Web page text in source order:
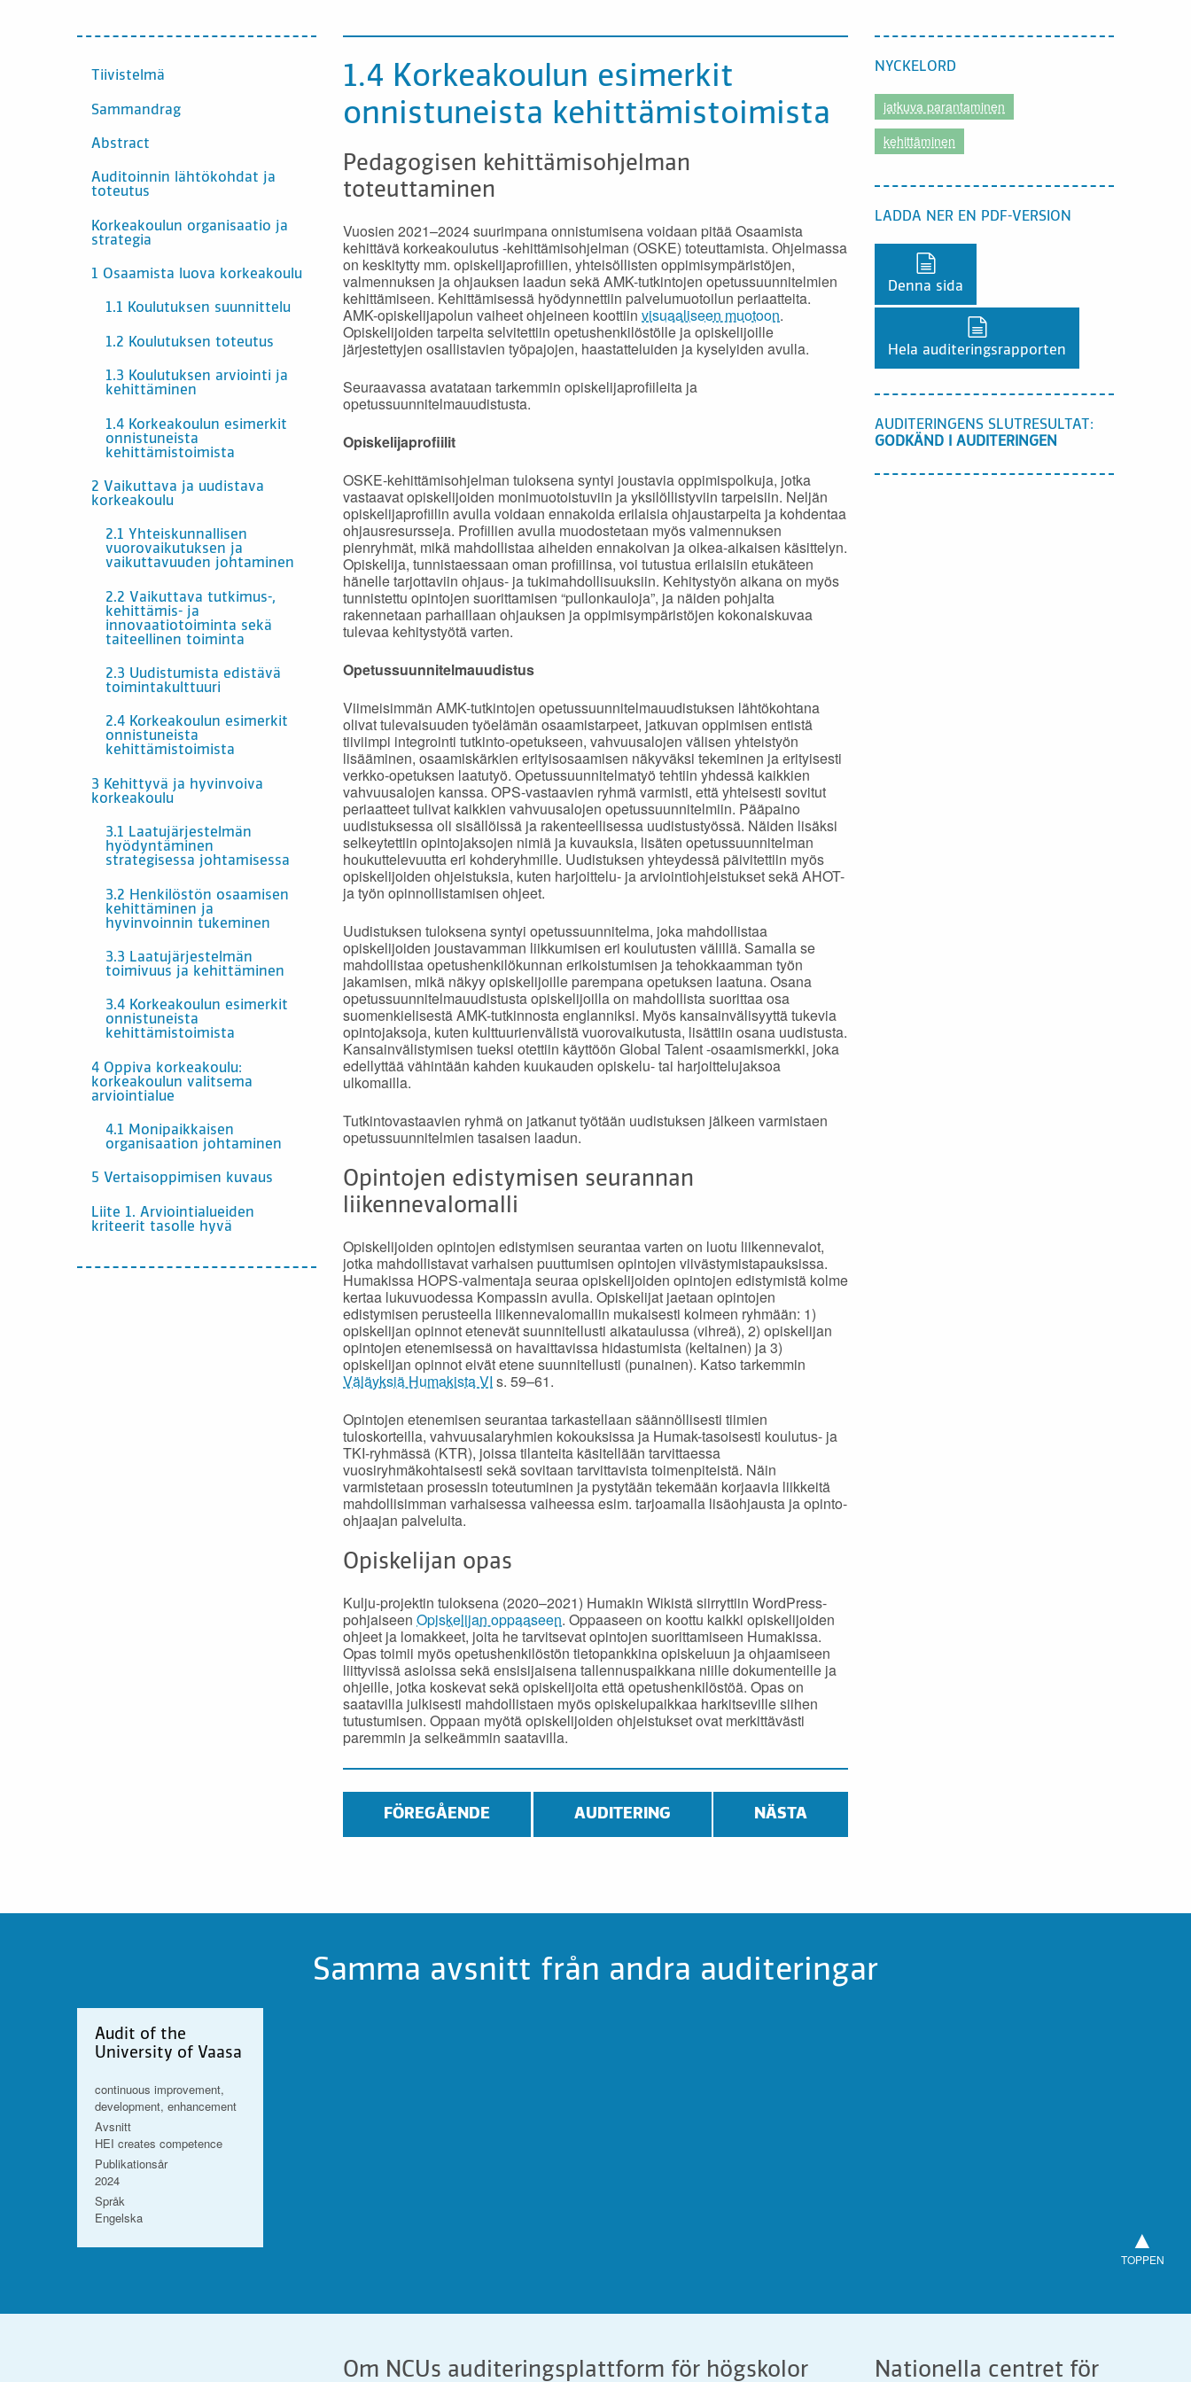
INNEHÅLL
Tiivistelmä
Sammandrag
Abstract
Auditoinnin lähtökohdat ja
toteutus
Korkeakoulun organisaatio ja
strategia
1 Osaamista luova korkeakoulu
1.1 Koulutuksen suunnittelu
1.2 Koulutuksen toteutus
1.3 Koulutuksen arviointi ja
kehittäminen
1.4 Korkeakoulun esimerkit
onnistuneista
kehittämistoimista
2 Vaikuttava ja uudistava
korkeakoulu
2.1 Yhteiskunnallisen
vuorovaikutuksen ja
vaikuttavuuden johtaminen
2.2 Vaikuttava tutkimus-,
kehittämis- ja
innovaatiotoiminta sekä
taiteellinen toiminta
2.3 Uudistumista edistävä
toimintakulttuuri
2.4 Korkeakoulun esimerkit
onnistuneista
kehittämistoimista
3 Kehittyvä ja hyvinvoiva
korkeakoulu
3.1 Laatujärjestelmän
hyödyntäminen
strategisessa johtamisessa
3.2 Henkilöstön osaamisen
kehittäminen ja
hyvinvoinnin tukeminen
3.3 Laatujärjestelmän
toimivuus ja kehittäminen
3.4 Korkeakoulun esimerkit
onnistuneista
kehittämistoimista
4 Oppiva korkeakoulu:
korkeakoulun valitsema
arviointialue
4.1 Monipaikkaisen
organisaation johtaminen
5 Vertaisoppimisen kuvaus
Liite 1. Arviointialueiden
kriteerit tasolle hyvä
1.4 Korkeakoulun esimerkit
onnistuneista kehittämistoimista
Pedagogisen kehittämisohjelman
toteuttaminen
Vuosien 2021–2024 suurimpana onnistumisena voidaan pitää Osaamista
kehittävä korkeakoulutus -kehittämisohjelman (OSKE) toteuttamista. Ohjelmassa
on keskitytty mm. opiskelijaprofiilien, yhteisöllisten oppimisympäristöjen,
valmennuksen ja ohjauksen laadun sekä AMK-tutkintojen opetussuunnitelmien
kehittämiseen. Kehittämisessä hyödynnettiin palvelumuotoilun periaatteita.
AMK-opiskelijapolun vaiheet ohjeineen koottiin visuaaliseen muotoon.
Opiskelijoiden tarpeita selvitettiin opetushenkilöstölle ja opiskelijoille
järjestettyjen osallistavien työpajojen, haastatteluiden ja kyselyiden avulla.
Seuraavassa avatataan tarkemmin opiskelijaprofiileita ja
opetussuunnitelmauudistusta.
Opiskelijaprofiilit
OSKE-kehittämisohjelman tuloksena syntyi joustavia oppimispolkuja, jotka
vastaavat opiskelijoiden monimuotoistuviin ja yksilöllistyviin tarpeisiin. Neljän
opiskelijaprofiilin avulla voidaan ennakoida erilaisia ohjaustarpeita ja kohdentaa
ohjausresursseja. Profiilien avulla muodostetaan myös valmennuksen
pienryhmät, mikä mahdollistaa aiheiden ennakoivan ja oikea-aikaisen käsittelyn.
Opiskelija, tunnistaessaan oman profiilinsa, voi tutustua erilaisiin etukäteen
hänelle tarjottaviin ohjaus- ja tukimahdollisuuksiin. Kehitystyön aikana on myös
tunnistettu opintojen suorittamisen “pullonkauloja”, ja näiden pohjalta
rakennetaan parhaillaan ohjauksen ja oppimisympäristöjen kokonaiskuvaa
tulevaa kehitystyötä varten.
Opetussuunnitelmauudistus
Viimeisimmän AMK-tutkintojen opetussuunnitelmauudistuksen lähtökohtana
olivat tulevaisuuden työelämän osaamistarpeet, jatkuvan oppimisen entistä
tiiviimpi integrointi tutkinto-opetukseen, vahvuusalojen välisen yhteistyön
lisääminen, osaamiskärkien erityisosaamisen näkyväksi tekeminen ja erityisesti
verkko-opetuksen laatutyö. Opetussuunnitelmatyö tehtiin yhdessä kaikkien
vahvuusalojen kanssa. OPS-vastaavien ryhmä varmisti, että yhteisesti sovitut
periaatteet tulivat kaikkien vahvuusalojen opetussuunnitelmiin. Pääpaino
uudistuksessa oli sisällöissä ja rakenteellisessa uudistustyössä. Näiden lisäksi
selkeytettiin opintojaksojen nimiä ja kuvauksia, lisäten opetussuunnitelman
houkuttelevuutta eri kohderyhmille. Uudistuksen yhteydessä päivitettiin myös
opiskelijoiden ohjeistuksia, kuten harjoittelu- ja arviointiohjeistukset sekä AHOT-
ja työn opinnollistamisen ohjeet.
Uudistuksen tuloksena syntyi opetussuunnitelma, joka mahdollistaa
opiskelijoiden joustavamman liikkumisen eri koulutusten välillä. Samalla se
mahdollistaa opetushenkilökunnan erikoistumisen ja tehokkaamman työn
jakamisen, mikä näkyy opiskelijoille parempana opetuksen laatuna. Osana
opetussuunnitelmauudistusta opiskelijoilla on mahdollista suorittaa osa
suomenkielisestä AMK-tutkinnosta englanniksi. Myös kansainvälisyyttä tukevia
opintojaksoja, kuten kulttuurienvälistä vuorovaikutusta, lisättiin osana uudistusta.
Kansainvälistymisen tueksi otettiin käyttöön Global Talent -osaamismerkki, joka
edellyttää vähintään kahden kuukauden opiskelu- tai harjoittelujaksoa
ulkomailla.
Tutkintovastaavien ryhmä on jatkanut työtään uudistuksen jälkeen varmistaen
opetussuunnitelmien tasaisen laadun.
Opintojen edistymisen seurannan
liikennevalomalli
Opiskelijoiden opintojen edistymisen seurantaa varten on luotu liikennevalot,
jotka mahdollistavat varhaisen puuttumisen opintojen viivästymistapauksissa.
Humakissa HOPS-valmentaja seuraa opiskelijoiden opintojen edistymistä kolme
kertaa lukuvuodessa Kompassin avulla. Opiskelijat jaetaan opintojen
edistymisen perusteella liikennevalomallin mukaisesti kolmeen ryhmään: 1)
opiskelijan opinnot etenevät suunnitellusti aikataulussa (vihreä), 2) opiskelijan
opintojen etenemisessä on havaittavissa hidastumista (keltainen) ja 3)
opiskelijan opinnot eivät etene suunnitellusti (punainen). Katso tarkemmin
Väläyksiä Humakista VI s. 59–61.
Opintojen etenemisen seurantaa tarkastellaan säännöllisesti tiimien
tuloskorteilla, vahvuusalaryhmien kokouksissa ja Humak-tasoisesti koulutus- ja
TKI-ryhmässä (KTR), joissa tilanteita käsitellään tarvittaessa
vuosiryhmäkohtaisesti sekä sovitaan tarvittavista toimenpiteistä. Näin
varmistetaan prosessin toteutuminen ja pystytään tekemään korjaavia liikkeitä
mahdollisimman varhaisessa vaiheessa esim. tarjoamalla lisäohjausta ja opinto-
ohjaajan palveluita.
Opiskelijan opas
Kulju-projektin tuloksena (2020–2021) Humakin Wikistä siirryttiin WordPress-
pohjaiseen Opiskelijan oppaaseen. Oppaaseen on koottu kaikki opiskelijoiden
ohjeet ja lomakkeet, joita he tarvitsevat opintojen suorittamiseen Humakissa.
Opas toimii myös opetushenkilöstön tietopankkina opiskeluun ja ohjaamiseen
liittyvissä asioissa sekä ensisijaisena tallennuspaikkana niille dokumenteille ja
ohjeille, jotka koskevat sekä opiskelijoita että opetushenkilöstöä. Opas on
saatavilla julkisesti mahdollistaen myös opiskelupaikkaa harkitseville siihen
tutustumisen. Oppaan myötä opiskelijoiden ohjeistukset ovat merkittävästi
paremmin ja selkeämmin saatavilla.
FÖREGÅENDE AUDITERING NÄSTA
NYCKELORD
jatkuva parantaminen
kehittäminen
LADDA NER EN PDF-VERSION
Denna sida
Hela auditeringsrapporten
AUDITERINGENS SLUTRESULTAT:
GODKÄND I AUDITERINGEN
Samma avsnitt från andra auditeringar
Audit of the
University of Vaasa
continuous improvement,
development, enhancement
Avsnitt
HEI creates competence
Publikationsår
2024
Språk
Engelska
▲
TOPPEN
Om NCUs auditeringsplattform för högskolor Nationella centret för